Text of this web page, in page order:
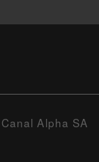
Canal Alpha SA